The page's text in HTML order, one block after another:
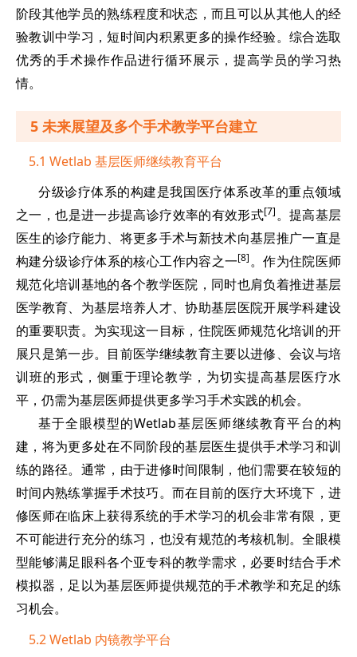
阶段其他学员的熟练程度和状态，而且可以从其他人的经
验教训中学习，短时间内积累更多的操作经验。综合选取
优秀的手术操作作品进行循环展示，提高学员的学习热
情。
5 未来展望及多个手术教学平台建立
5.1 Wetlab 基层医师继续教育平台
分级诊疗体系的构建是我国医疗体系改革的重点领域
之一，也是进一步提高诊疗效率的有效形式[7]。提高基层
医生的诊疗能力、将更多手术与新技术向基层推广一直是
构建分级诊疗体系的核心工作内容之一[8]。作为住院医师
规范化培训基地的各个教学医院，同时也肩负着推进基层
医学教育、为基层培养人才、协助基层医院开展学科建设
的重要职责。为实现这一目标，住院医师规范化培训的开
展只是第一步。目前医学继续教育主要以进修、会议与培
训班的形式，侧重于理论教学，为切实提高基层医疗水
平，仍需为基层医师提供更多学习手术实践的机会。
基于全眼模型的Wetlab基层医师继续教育平台的构
建，将为更多处在不同阶段的基层医生提供手术学习和训
练的路径。通常，由于进修时间限制，他们需要在较短的
时间内熟练掌握手术技巧。而在目前的医疗大环境下，进
修医师在临床上获得系统的手术学习的机会非常有限，更
不可能进行充分的练习，也没有规范的考核机制。全眼模
型能够满足眼科各个亚专科的教学需求，必要时结合手术
模拟器，足以为基层医师提供规范的手术教学和充足的练
习机会。
5.2 Wetlab 内镜教学平台